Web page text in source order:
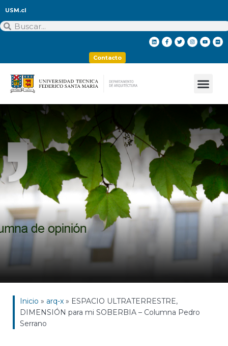
USM.cl
Contacto
Inicio » arq-x » ESPACIO ULTRATERRESTRE,
DIMENSIÓN para mi SOBERBIA – Columna Pedro
Serrano